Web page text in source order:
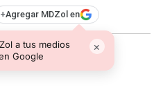
+Agregar MDZol en
a tus medios
Google
×